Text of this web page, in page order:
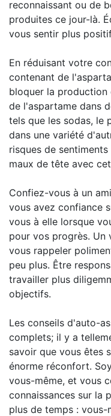
reconnaissant ou de
produites ce jour-là.
vous sentir plus
En réduisant votre
contenant de
bloquer la production
de l'aspartame dans
tels que les sodas, le
dans une variété
risques de
maux de tête avec
Confiez-vous à un
vous avez confiance
vous à elle lorsque
pour vos progrès. Un
vous rappeler
peu plus. Être
travailler plus
objectifs.
Les conseils d'auto-
complets; il y a
savoir que vous êtes
énorme réconfort.
vous-même, et vous
connaissances sur la
plus de temps : vous-